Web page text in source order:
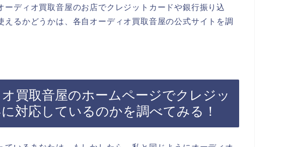
ーディオ買取音屋のお店でクレジットカードや銀行振り込
えるかどうかは、各自オーディオ買取音屋の公式サイトを調
買取音屋のホームページでクレジッ
対応しているのかを調べてみる！